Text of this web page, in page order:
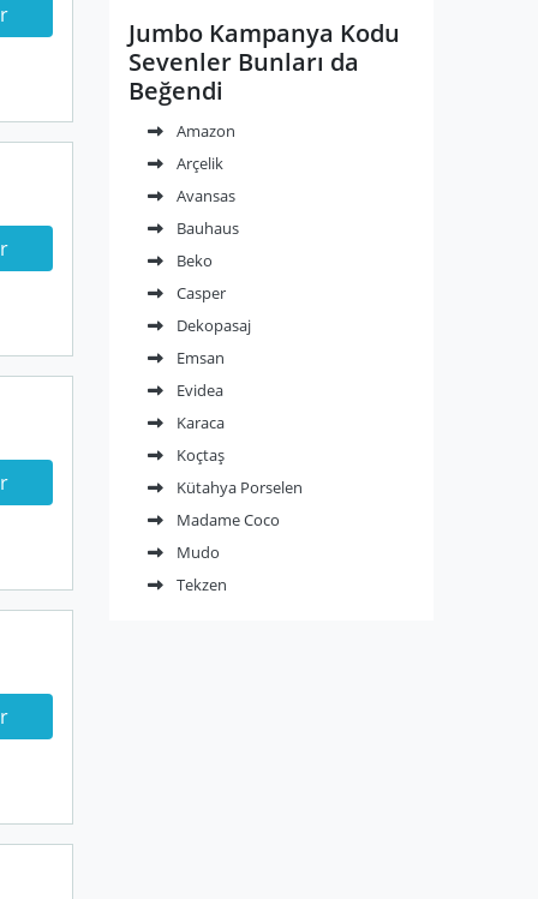
Jumbo Kampanya Kodu
Sevenler Bunları da
Beğendi
Amazon
Arçelik
Avansas
Bauhaus
Beko
Casper
Dekopasaj
Emsan
Evidea
Karaca
Koçtaş
Kütahya Porselen
Madame Coco
Mudo
Tekzen